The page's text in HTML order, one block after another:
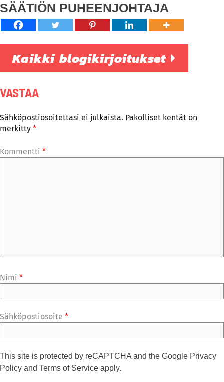
SÄÄTIÖN PUHEENJOHTAJA
Kaikki blogikirjoitukset
VASTAA
Sähköpostiosoitettasi ei julkaista. Pakolliset kentät on
merkitty *
Kommentti *
Nimi *
Sähköpostiosoite *
This site is protected by reCAPTCHA and the Google Privacy
Policy and Terms of Service apply.